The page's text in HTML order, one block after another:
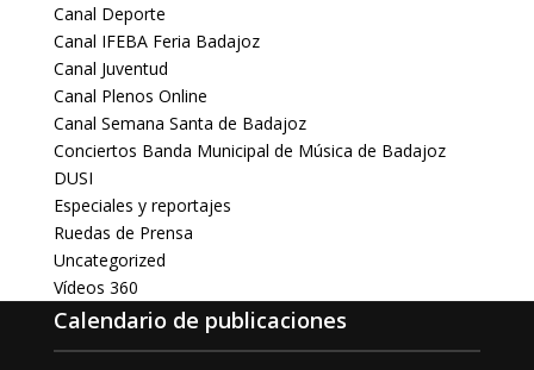
Canal Deporte
Canal IFEBA Feria Badajoz
Canal Juventud
Canal Plenos Online
Canal Semana Santa de Badajoz
Conciertos Banda Municipal de Música de Badajoz
DUSI
Especiales y reportajes
Ruedas de Prensa
Uncategorized
Vídeos 360
Calendario de publicaciones